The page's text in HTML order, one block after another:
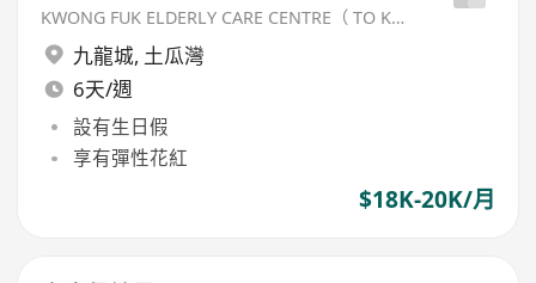
KWONG FUK ELDERLY CARE CENTRE（ TO KWA WAN) LIMITED
九龍城, 土瓜灣
6天/週
設有生日假
享有彈性花紅
$18K-20K/月